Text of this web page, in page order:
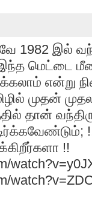
1982 இல்
மெட்டை
என்று
முதன்
தான்
!!